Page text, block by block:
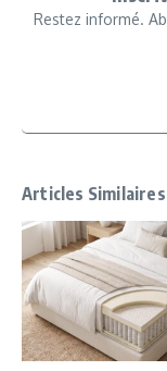
Restez informé.
Articles Similaires